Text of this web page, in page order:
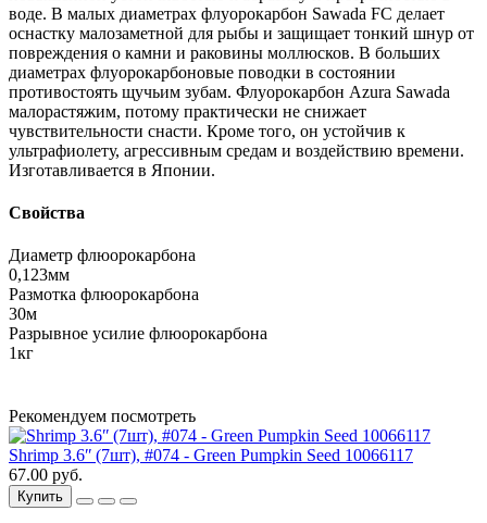
воде. В малых диаметрах флуорокарбон Sawada FC делает
оснастку малозаметной для рыбы и защищает тонкий шнур от
повреждения о камни и раковины моллюсков. В больших
диаметрах флуорокарбоновые поводки в состоянии
противостоять щучьим зубам. Флуорокарбон Azura Sawada
малорастяжим, потому практически не снижает
чувствительности снасти. Кроме того, он устойчив к
ультрафиолету, агрессивным средам и воздействию времени.
Изготавливается в Японии.
Свойства
Диаметр флюорокарбона
0,123мм
Размотка флюорокарбона
30м
Разрывное усилие флюорокарбона
1кг
Рекомендуем посмотреть
Shrimp 3.6ʺ (7шт), #074 - Green Pumpkin Seed 10066117
67.00 руб.
Купить